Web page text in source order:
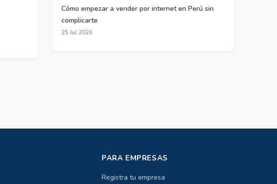
Cómo empezar a vender por internet en Perú sin
complicarte
25 Jul 2026
PARA EMPRESAS
Registra tu empresa